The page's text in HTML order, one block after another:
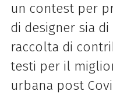
un contest per
di designer sia
raccolta di
testi per il
urbana post